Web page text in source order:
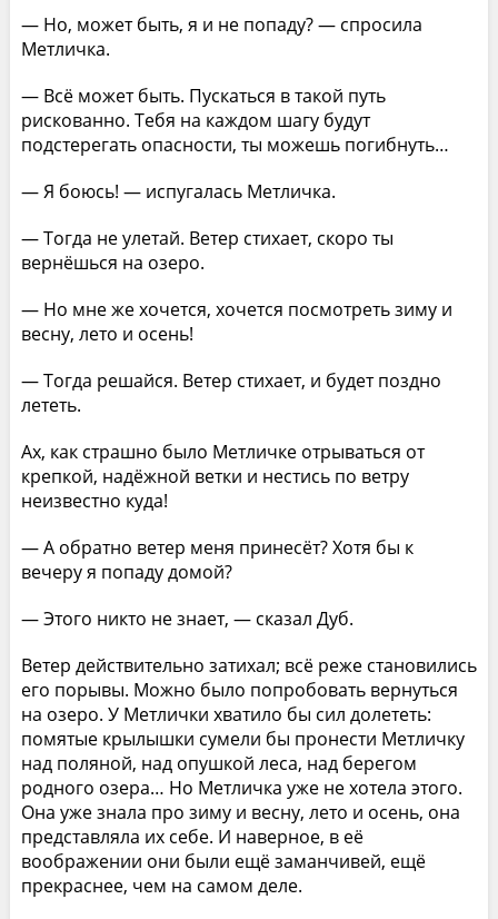
— Но, может быть, я и не попаду? — спросила
Метличка.
— Всё может быть. Пускаться в такой путь
рискованно. Тебя на каждом шагу будут
подстерегать опасности, ты можешь погибнуть…
— Я боюсь! — испугалась Метличка.
— Тогда не улетай. Ветер стихает, скоро ты
вернёшься на озеро.
— Но мне же хочется, хочется посмотреть зиму и
весну, лето и осень!
— Тогда решайся. Ветер стихает, и будет поздно
лететь.
Ах, как страшно было Метличке отрываться от
крепкой, надёжной ветки и нестись по ветру
неизвестно куда!
— А обратно ветер меня принесёт? Хотя бы к
вечеру я попаду домой?
— Этого никто не знает, — сказал Дуб.
Ветер действительно затихал; всё реже становились
его порывы. Можно было попробовать вернуться
на озеро. У Метлички хватило бы сил долететь:
помятые крылышки сумели бы пронести Метличку
над поляной, над опушкой леса, над берегом
родного озера… Но Метличка уже не хотела этого.
Она уже знала про зиму и весну, лето и осень, она
представляла их себе. И наверное, в её
воображении они были ещё заманчивей, ещё
прекраснее, чем на самом деле.